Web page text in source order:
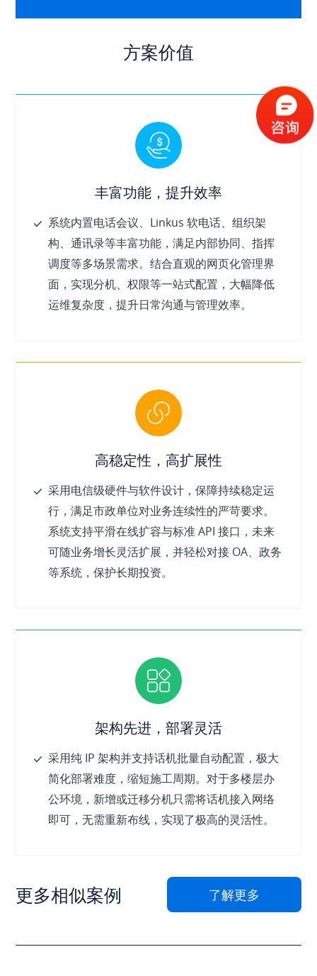
方案价值
丰富功能，提升效率
系统内置电话会议、Linkus 软电话、组织架
构、通讯录等丰富功能，满足内部协同、指挥
调度等多场景需求。结合直观的网页化管理界
面，实现分机、权限等一站式配置，大幅降低
运维复杂度，提升日常沟通与管理效率。
高稳定性，高扩展性
采用电信级硬件与软件设计，保障持续稳定运
行，满足市政单位对业务连续性的严苛要求。
系统支持平滑在线扩容与标准 API 接口，未来
可随业务增长灵活扩展，并轻松对接 OA、政务
等系统，保护长期投资。
架构先进，部署灵活
采用纯 IP 架构并支持话机批量自动配置，极大
简化部署难度，缩短施工周期。对于多楼层办
公环境，新增或迁移分机只需将话机接入网络
即可，无需重新布线，实现了极高的灵活性。
更多相似案例 了解更多